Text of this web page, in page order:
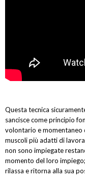
Questa tecnica
sancisce come principio
volontario e momentaneo
muscoli più adatti di
non sono impiegate
momento del loro
rilassa e ritorna alla sua